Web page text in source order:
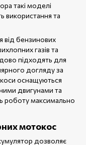
такі моделі
використання та
від бензинових
газів та
підходять для
догляду за
оснащуються
двигунами та
роботу максимально
мотокос
дозволяє